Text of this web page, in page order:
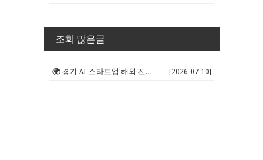
조회 많은글
🌍 경기 AI 스타트업 해외 진출 판... [2026-07-10]